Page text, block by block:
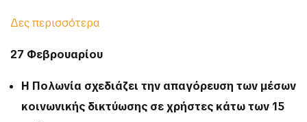
Δες περισσότερα
27 Φεβρουαρίου
Η Πολωνία σχεδιάζει την απαγόρευση των μέσων
κοινωνικής δικτύωσης σε χρήστες κάτω των 15